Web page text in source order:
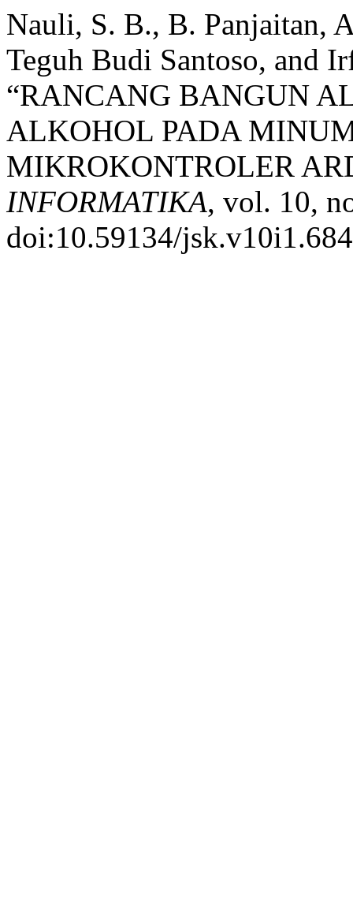
Nauli, S. B., B. Panjaitan,
Teguh Budi Santoso, and
“RANCANG BANGUN
ALKOHOL PADA
MIKROKONTROLER
INFORMATIKA, vol. 10,
doi:10.59134/